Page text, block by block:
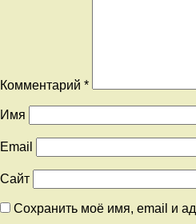
Комментарий *
Имя
Email
Сайт
Сохранить моё имя, email и